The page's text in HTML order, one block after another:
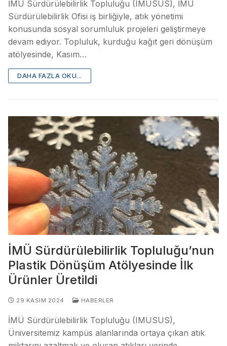
İMÜ Sürdürülebilirlik Topluluğu (IMUSUS), İMÜ
Sürdürülebilirlik Ofisi iş birliğiyle, atık yönetimi
konusunda sosyal sorumluluk projeleri geliştirmeye
devam ediyor. Topluluk, kurduğu kağıt geri dönüşüm
atölyesinde, Kasım…
DAHA FAZLA OKU...
İMÜ Sürdürülebilirlik Topluluğu’nun
Plastik Dönüşüm Atölyesinde İlk
Ürünler Üretildi
29 KASIM 2024 HABERLER
İMÜ Sürdürülebilirlik Topluluğu (IMUSUS),
Üniversitemiz kampüs alanlarında ortaya çıkan atık